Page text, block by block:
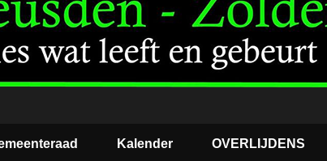
Kalender OVERLIJDENS